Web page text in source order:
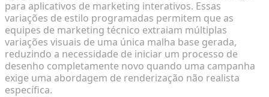
para aplicativos de marketing interativos. Essas
variações de estilo programadas permitem que as
equipes de marketing técnico extraiam múltiplas
variações visuais de uma única malha base gerada,
reduzindo a necessidade de iniciar um processo de
desenho completamente novo quando uma campanha
exige uma abordagem de renderização não realista
específica.